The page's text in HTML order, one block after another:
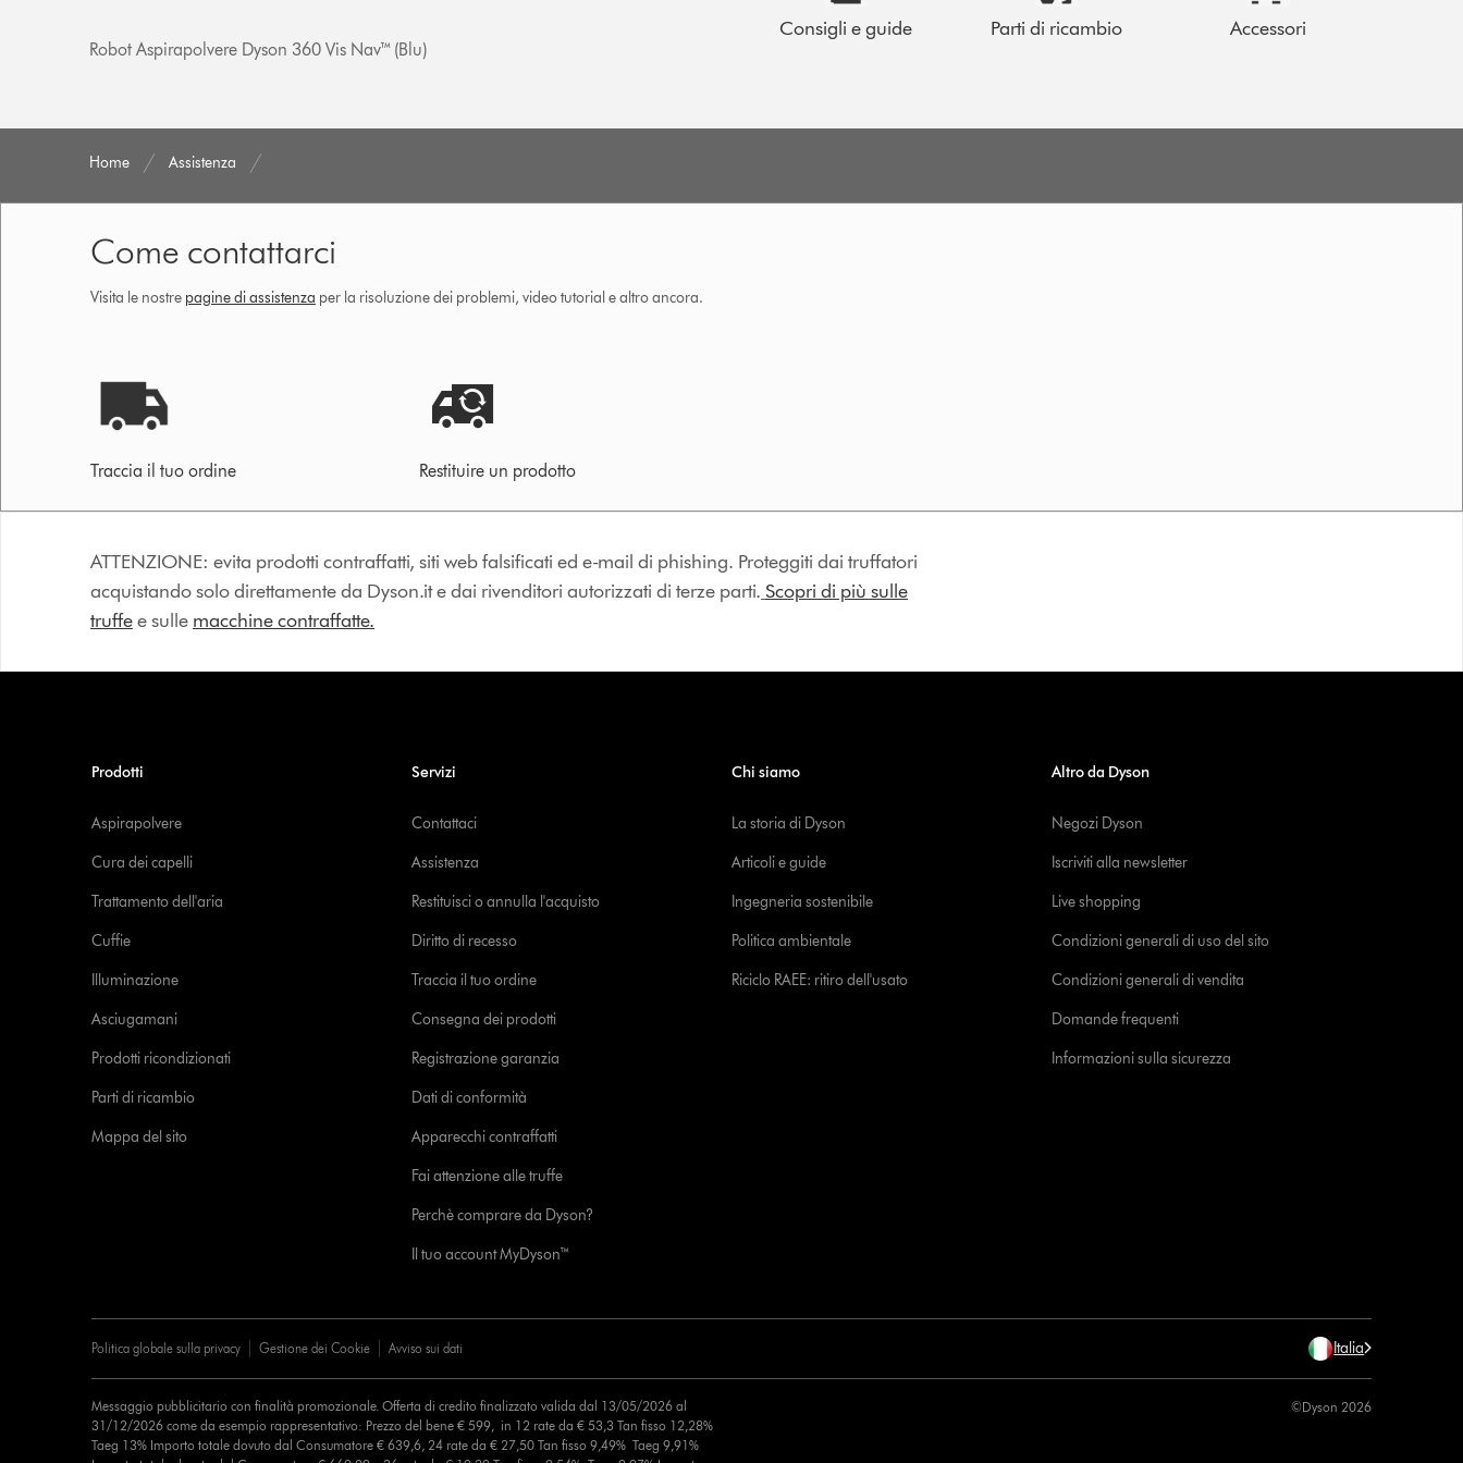
Robot Aspirapolvere Dyson 360 Vis Nav™ (Blu)
Consigli e guide Parti di ricambio Accessori
Home Assistenza
Come contattarci
Visita le nostre pagine di assistenza per la risoluzione dei problemi, video tutorial e altro ancora.
Traccia il tuo ordine Restituire un prodotto
ATTENZIONE: evita prodotti contraffatti, siti web falsificati ed e-mail di phishing. Proteggiti dai truffatori
acquistando solo direttamente da Dyson.it e dai rivenditori autorizzati di terze parti. Scopri di più sulle
truffee sulle macchine contraffatte.
Prodotti
Aspirapolvere
Cura dei capelli
Trattamento dell'aria
Cuffie
Illuminazione
Asciugamani
Prodotti ricondizionati
Parti di ricambio
Mappa del sito
Servizi
Contattaci
Assistenza
Restituisci o annulla l'acquisto
Diritto di recesso
Traccia il tuo ordine
Consegna dei prodotti
Registrazione garanzia
Dati di conformità
Apparecchi contraffatti
Fai attenzione alle truffe
Perchè comprare da Dyson?
Il tuo account MyDyson™
Chi siamo
La storia di Dyson
Articoli e guide
Ingegneria sostenibile
Politica ambientale
Riciclo RAEE: ritiro dell'usato
Altro da Dyson
Negozi Dyson
Iscriviti alla newsletter
Live shopping
Condizioni generali di uso del sito
Condizioni generali di vendita
Domande frequenti
Informazioni sulla sicurezza
Politica globale sulla privacy Gestione dei Cookie Avviso sui dati Italia
Messaggio pubblicitario con finalità promozionale. Offerta di credito finalizzato valida dal 13/05/2026 al
31/12/2026 come da esempio rappresentativo: Prezzo del bene € 599, in 12 rate da € 53,3 Tan fisso 12,28%
Taeg 13% Importo totale dovuto dal Consumatore € 639,6, 24 rate da € 27,50 Tan fisso 9,49% Taeg 9,91%
©Dyson 2026